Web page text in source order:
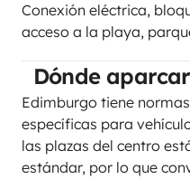
Conexión eléctrica,
acceso a la playa,
Dónde
Edimburgo tiene
específicas para
las plazas del centro
estándar, por lo que